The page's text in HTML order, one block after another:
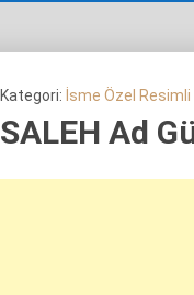
Kategori: İsme Özel
SALEH Ad